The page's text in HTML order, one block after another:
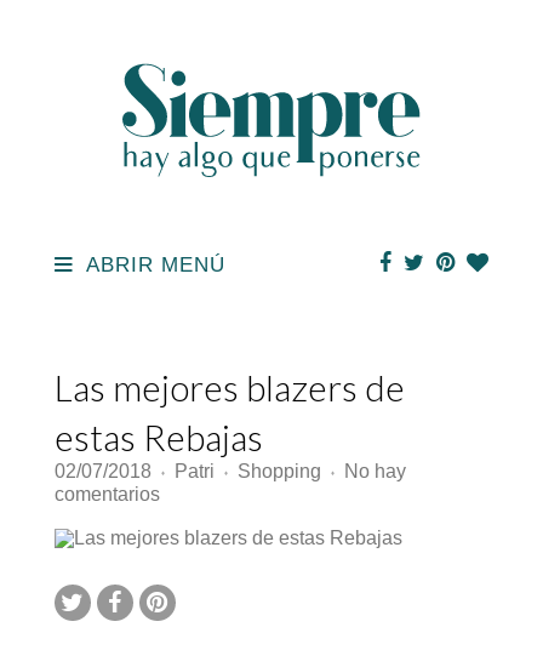
ABRIR MENÚ
Las mejores blazers de
estas Rebajas
02/07/2018 ♦ Patri ♦ Shopping ♦
No hay
comentariosen
mejores
blazers
estas
Rebajas